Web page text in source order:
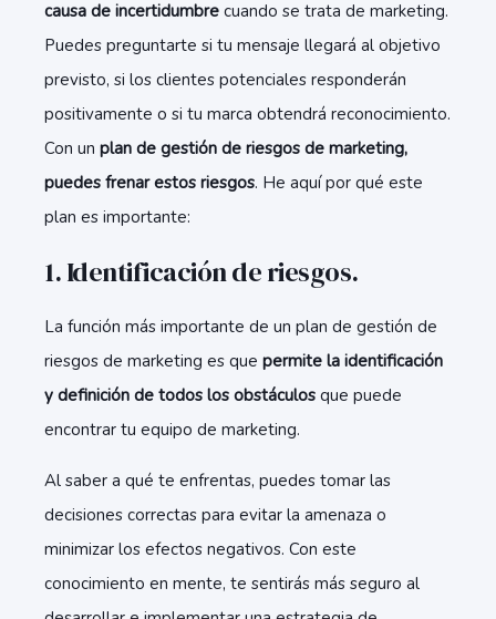
causa de incertidumbre cuando se trata de marketing.
Puedes preguntarte si tu mensaje llegará al objetivo
previsto, si los clientes potenciales responderán
positivamente o si tu marca obtendrá reconocimiento.
Con un plan de gestión de riesgos de marketing,
puedes frenar estos riesgos. He aquí por qué este
plan es importante:
1. Identificación de riesgos.
La función más importante de un plan de gestión de
riesgos de marketing es que permite la identificación
y definición de todos los obstáculos que puede
encontrar tu equipo de marketing.
Al saber a qué te enfrentas, puedes tomar las
decisiones correctas para evitar la amenaza o
minimizar los efectos negativos. Con este
conocimiento en mente, te sentirás más seguro al